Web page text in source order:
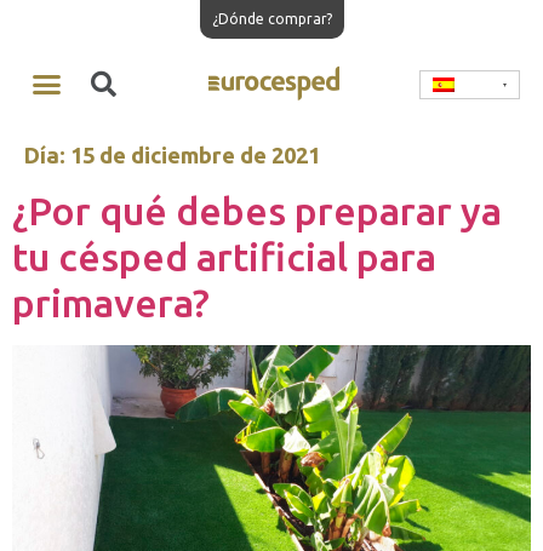
¿Dónde comprar?
Día: 15 de diciembre de 2021
¿Por qué debes preparar ya
tu césped artificial para
primavera?